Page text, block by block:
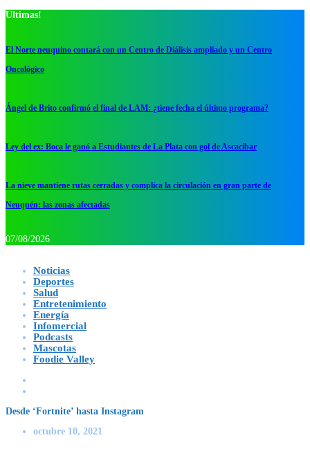
Ultimas!
El Norte neuquino contará con un Centro de Diálisis ampliado y un Centro
Oncológico
Ángel de Brito confirmó el final de LAM: ¿tiene fecha el último programa?
Ley del ex: Boca le ganó a Estudiantes de La Plata con gol de Ascacibar
La nieve mantiene rutas cerradas y complica la circulación en gran parte de
Neuquén: las zonas afectadas
07/08/2026
Noticias
Deportes
Salud
Entretenimiento
Energía
Infomercial
Podcasts
Mascotas
Foodie Valley
Desde ‘Fortnite’ hasta Instagram
octubre 10, 2021